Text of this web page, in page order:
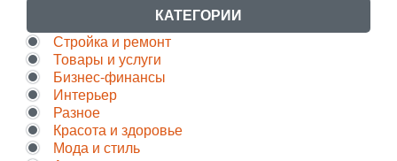
КАТЕГОРИИ
Стройка и ремонт
Товары и услуги
Бизнес-финансы
Интерьер
Разное
Красота и здоровье
Мода и стиль